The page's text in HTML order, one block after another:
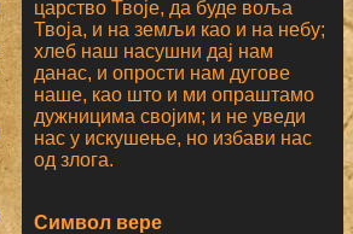
царство Твоје, да буде воља
Твоја, и на земљи као и на небу;
хлеб наш насушни дај нам
данас, и опрости нам дугове
наше, као што и ми опраштамо
дужницима својим; и не уведи
нас у искушење, но избави нас
од злога.
Символ вере